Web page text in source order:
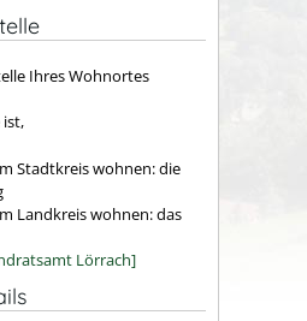
Ihres Wohnortes
ist,
Stadtkreis wohnen: die
Landkreis wohnen: das
Lörrach]